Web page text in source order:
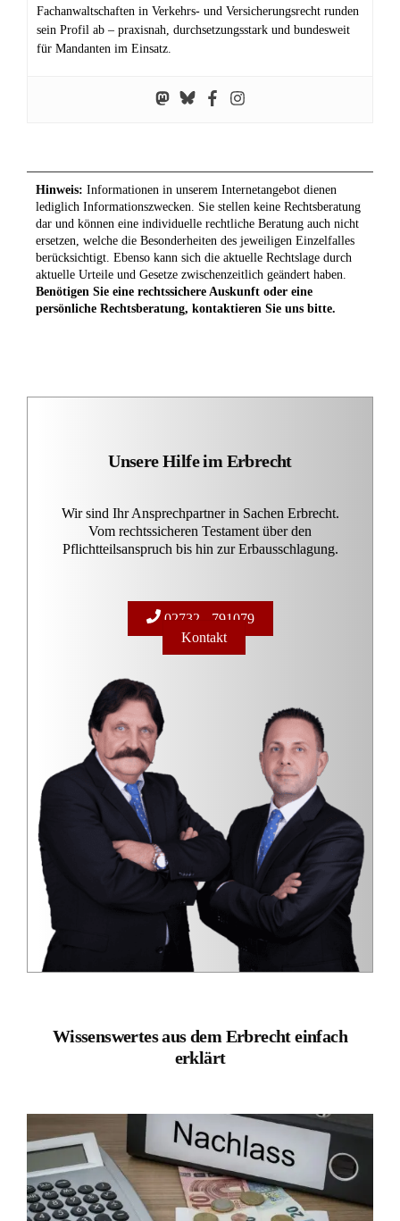
Fachanwaltschaften in Verkehrs‑ und Versicherungsrecht runden
sein Profil ab – praxisnah, durchsetzungsstark und bundesweit
für Mandanten im Einsatz.
Hinweis: Informationen in unserem Internetangebot dienen
lediglich Informationszwecken. Sie stellen keine Rechtsberatung
dar und können eine individuelle rechtliche Beratung auch nicht
ersetzen, welche die Besonderheiten des jeweiligen Einzelfalles
berücksichtigt. Ebenso kann sich die aktuelle Rechtslage durch
aktuelle Urteile und Gesetze zwischenzeitlich geändert haben.
Benötigen Sie eine rechtssichere Auskunft oder eine
persönliche Rechtsberatung, kontaktieren Sie uns bitte.
Unsere Hilfe im Erbrecht
Wir sind Ihr Ansprechpartner in Sachen Erbrecht.
Vom rechtssicheren Testament über den
Pflichtteilsanspruch bis hin zur Erbausschlagung.
02732 - 791079
Kontakt
Wissenswertes aus dem Erbrecht einfach
erklärt